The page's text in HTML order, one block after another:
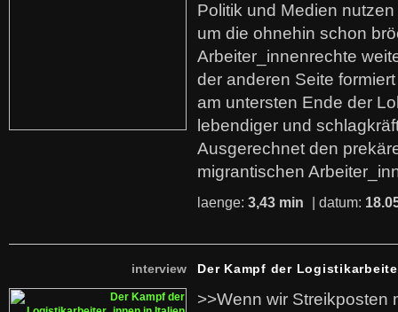
Politik und Medien
um die ohnehin schon
Arbeiter_innenrechte
der anderen Seite
am untersten Ende der
lebendiger und
Ausgerechnet den
migrantischen
laenge: 3,43 min | datum:
interview Der Kampf der
>>Wenn wir Streikposten